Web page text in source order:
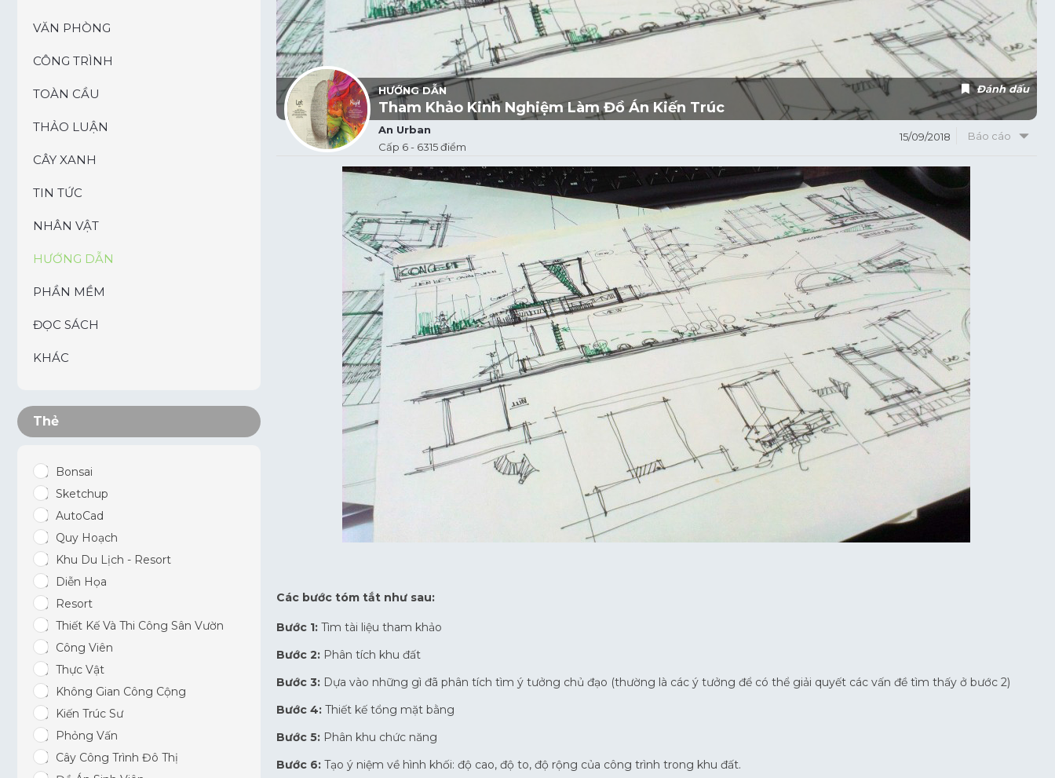
VĂN PHÒNG
CÔNG TRÌNH
TOÀN CẦU
THẢO LUẬN
CÂY XANH
TIN TỨC
NHÂN VẬT
HƯỚNG DẪN
PHẦN MỀM
ĐỌC SÁCH
KHÁC
Thẻ
Bonsai
Sketchup
AutoCad
Quy Hoạch
Khu Du Lịch - Resort
Diễn Họa
Resort
Thiết Kế Và Thi Công Sân Vườn
Công Viên
Thực Vật
Không Gian Công Cộng
Kiến Trúc Sư
Phỏng Vấn
Cây Công Trình Đô Thị
An Urban
Cấp 6 - 6315 điểm
Đánh dấu
HƯỚNG DẪN
Tham Khảo Kinh Nghiệm Làm Đồ Án Kiến Trúc
15/09/2018 Báo cáo
Các bước tóm tắt như sau:
Bước 1: Tìm tài liệu tham khảo
Bước 2: Phân tích khu đất
Bước 3: Dựa vào những gì đã phân tích tìm ý tưởng chủ đạo (thường là các ý tưởng để có thể giải quyết các vấn đề tìm thấy ở bước 2)
Bước 4: Thiết kế tổng mặt bằng
Bước 5: Phân khu chức năng
Bước 6: Tạo ý niệm về hình khối: độ cao, độ to, độ rộng của công trình trong khu đất.